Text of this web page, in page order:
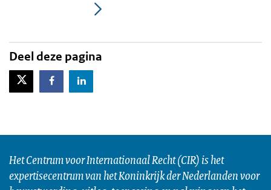
Deel deze pagina
X-TwitterFacebookLinkedIn
Het Centrum voor Internationaal Recht (CIR) is het
expertisecentrum van het Koninkrijk der Nederlanden voor